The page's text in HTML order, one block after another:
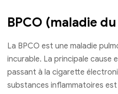
BPCO (maladie
La BPCO est une maladie
incurable. La principale cause
passant à la cigarette
substances inflammatoires